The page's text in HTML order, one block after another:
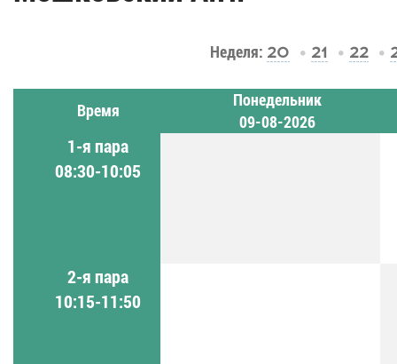
Неделя: 20 21 22
Время
Понедельник
09-08-2026
1-я пара
08:30-10:05
2-я пара
10:15-11:50